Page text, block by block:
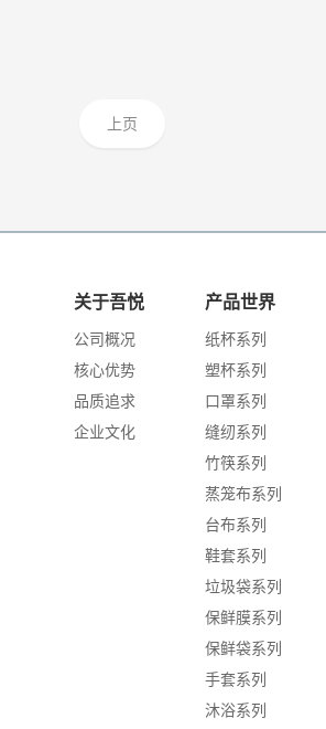
上页
关于吾悦
公司概况
核心优势
品质追求
企业文化
产品世界
纸杯系列
塑杯系列
口罩系列
缝纫系列
竹筷系列
蒸笼布系列
台布系列
鞋套系列
垃圾袋系列
保鲜膜系列
保鲜袋系列
手套系列
沐浴系列